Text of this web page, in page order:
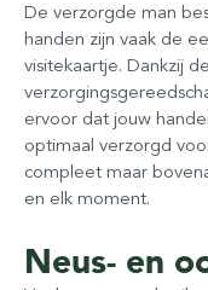
De verzorgde man
handen zijn vaak de
visitekaartje. Dankzij
ervoor dat jouw
optimaal verzorgd
compleet maar
en elk moment.
Neus- en